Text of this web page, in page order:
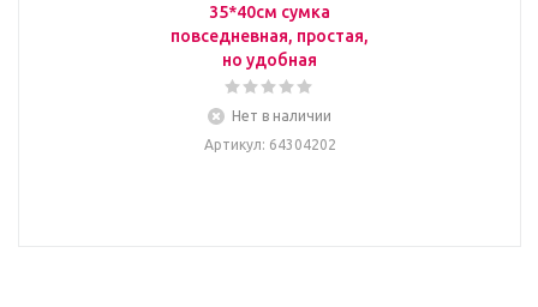
35*40см сумка
повседневная, простая,
но удобная
Нет в наличии
Артикул: 64304202